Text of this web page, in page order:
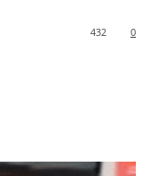
0
432